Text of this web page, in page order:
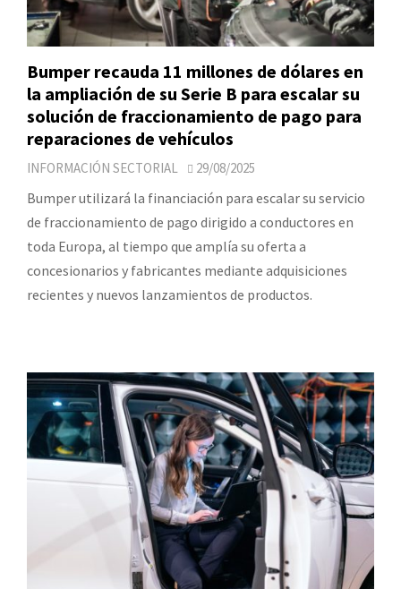
Bumper recauda 11 millones de dólares en
la ampliación de su Serie B para escalar su
solución de fraccionamiento de pago para
reparaciones de vehículos
INFORMACIÓN SECTORIAL 29/08/2025
Bumper utilizará la financiación para escalar su servicio
de fraccionamiento de pago dirigido a conductores en
toda Europa, al tiempo que amplía su oferta a
concesionarios y fabricantes mediante adquisiciones
recientes y nuevos lanzamientos de productos.